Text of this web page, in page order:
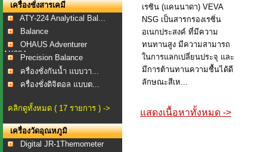
เครื่องชั่งสารเคมี
ATY-224 Analytical Bal...
Balance
OHAUS Adventurer
AX224...Precision Balance
ครื่องชั่งกันน้ำ แบบวา...
ครื่องชั่งดิจิตอล แบบต...
คลิกดูทั้งหมด ( 17 รายการ ) ->
เครื่องวัดอุณหภูมิ
Digital JR-1Themometer
เรซิน (แคนนาดา) VEVA
NSG เป็นสารกรองเรซิ่น
อเนกประสงค์ ที่มีความ
ทนทานสูง มีความสามารถ
ในการแลกเปลี่ยนประจุ และ
มีการต้านทานความชื้นได้ดี
ลักษณะสีเห...
แสดงเนื้อหาทั้งหมด ->